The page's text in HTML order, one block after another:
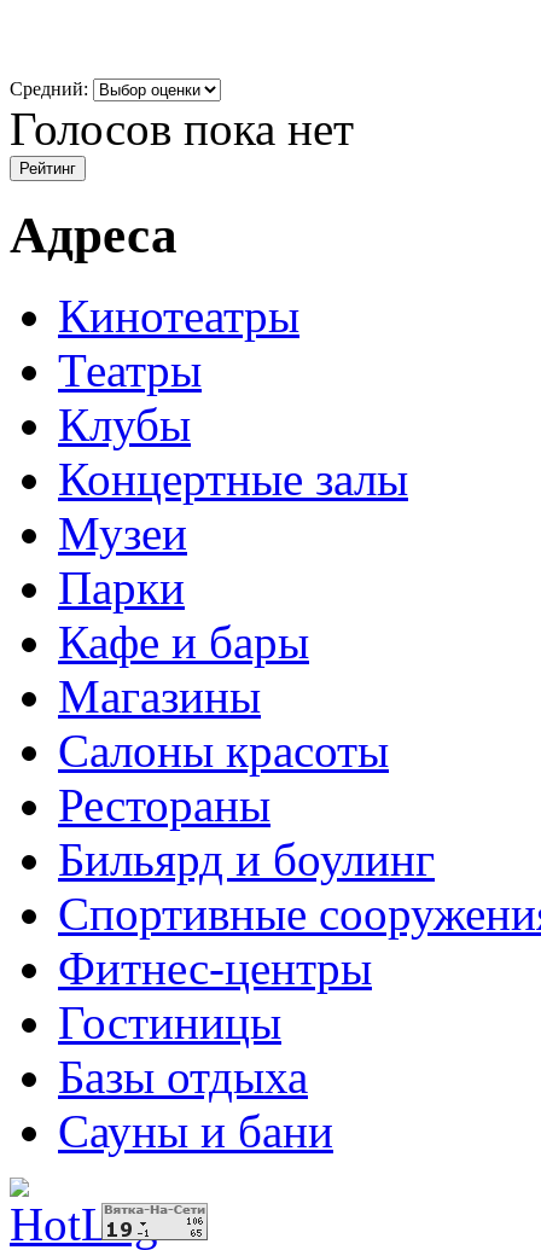
Средний:
Голосов пока нет
Адреса
Кинотеатры
Театры
Клубы
Концертные залы
Музеи
Парки
Кафе и бары
Магазины
Салоны красоты
Рестораны
Бильярд и боулинг
Спортивные
Фитнес-центры
Гостиницы
Базы отдыха
Сауны и бани